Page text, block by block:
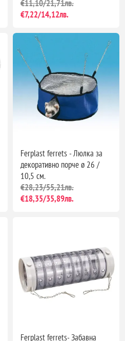
€11,10/21,71лв.
€7,22/14,12лв.
Ferplast ferrets - Люлка за
декоративно порче ø 26 /
10,5 см.
€28,23/55,21лв.
€18,35/35,89лв.
Ferplast ferrets- Забавна